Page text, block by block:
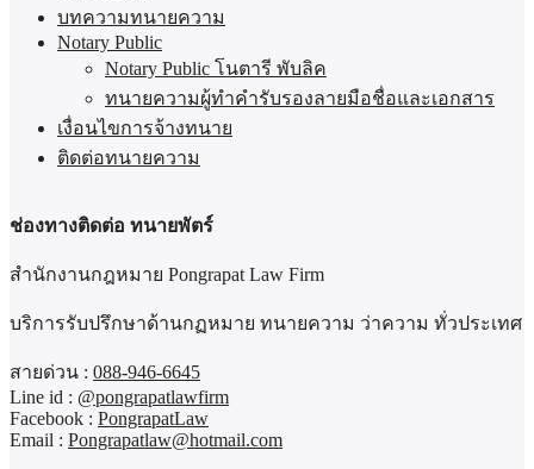
บทความทนายความ
Notary Public
Notary Public โนตารี พับลิค
ทนายความผู้ทำคำรับรองลายมือชื่อและเอกสาร
เงื่อนไขการจ้างทนาย
ติดต่อทนายความ
ช่องทางติดต่อ ทนายพัตร์
สำนักงานกฎหมาย Pongrapat Law Firm
บริการรับปรึกษาด้านกฏหมาย ทนายความ ว่าความ ทั่วประเทศ
สายด่วน : 088-946-6645
Line id : @pongrapatlawfirm
Facebook : PongrapatLaw
Email : Pongrapatlaw@hotmail.com